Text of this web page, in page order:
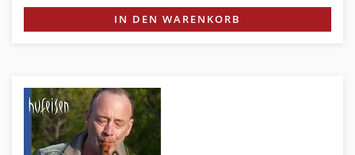
IN DEN WARENKORB